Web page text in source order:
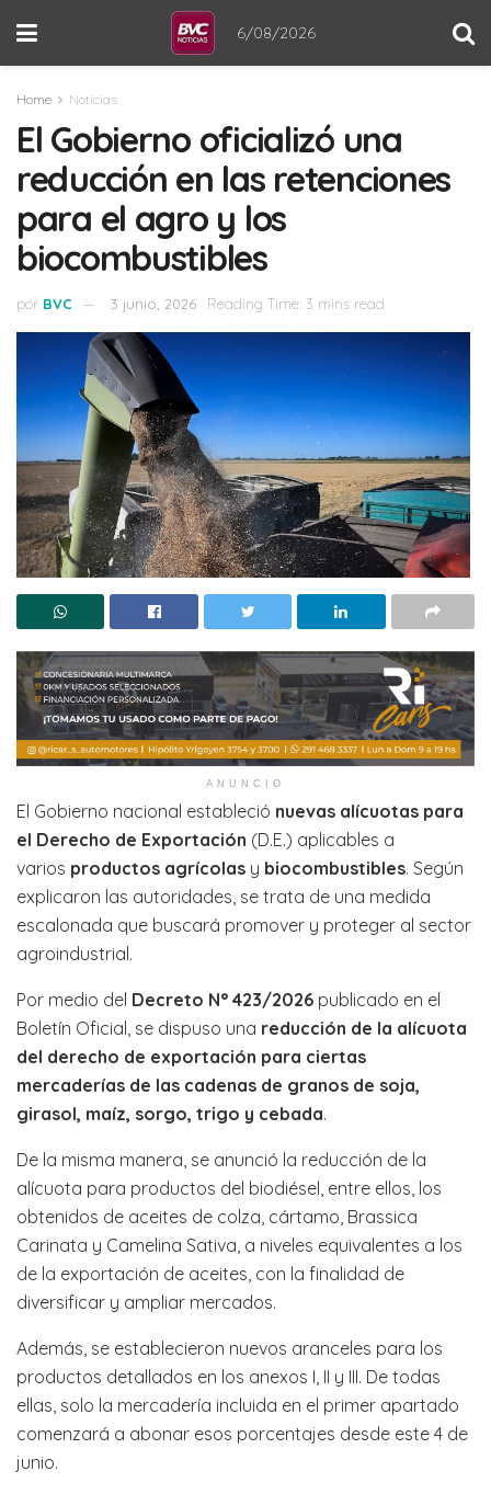
6/08/2026
Home Noticias
El Gobierno oficializó una
reducción en las retenciones
para el agro y los
biocombustibles
por BVC 3 junio, 2026 Reading Time: 3 mins read
ANUNCIO
El Gobierno nacional estableció nuevas alícuotas para
el Derecho de Exportación (D.E.) aplicables a
varios productos agrícolas y biocombustibles. Según
explicaron las autoridades, se trata de una medida
escalonada que buscará promover y proteger al sector
agroindustrial.
Por medio del Decreto N° 423/2026 publicado en el
Boletín Oficial, se dispuso una reducción de la alícuota
del derecho de exportación para ciertas
mercaderías de las cadenas de granos de soja,
girasol, maíz, sorgo, trigo y cebada.
De la misma manera, se anunció la reducción de la
alícuota para productos del biodiésel, entre ellos, los
obtenidos de aceites de colza, cártamo, Brassica
Carinata y Camelina Sativa, a niveles equivalentes a los
de la exportación de aceites, con la finalidad de
diversificar y ampliar mercados.
Además, se establecieron nuevos aranceles para los
productos detallados en los anexos I, II y III. De todas
ellas, solo la mercadería incluida en el primer apartado
comenzará a abonar esos porcentajes desde este 4 de
junio.